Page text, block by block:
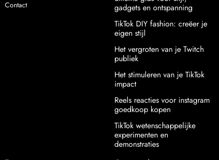
Contact
gadgets en ontspanning
TikTok DIY fashion: creëer je
eigen stijl
Het vergroten van je Twitch
publiek
Het stimuleren van je TikTok
impact
Reels reacties voor instagram
goedkoop kopen
TikTok wetenschappelijke
experimenten en
demonstraties